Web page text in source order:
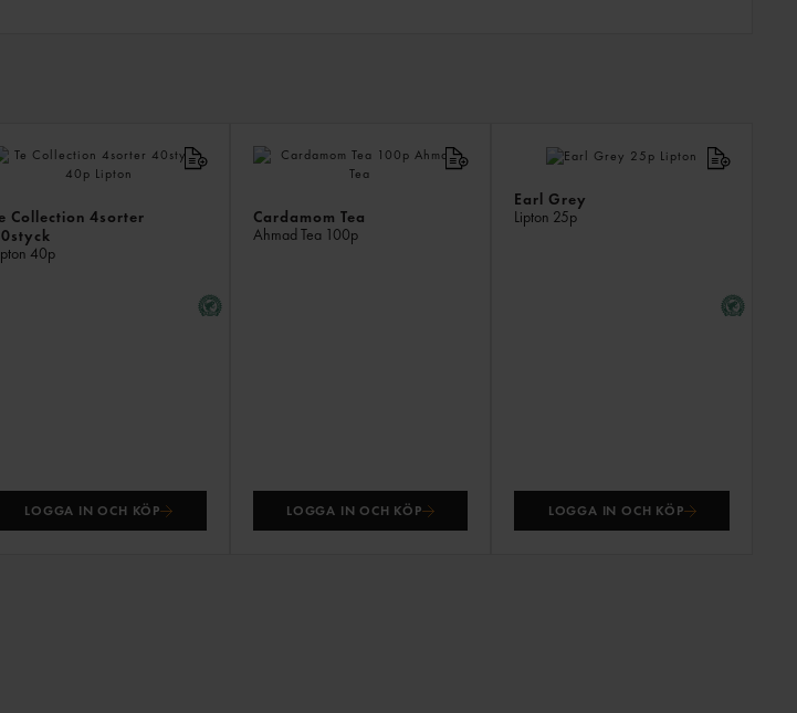
Collection 4sorter
40p
LOGGA IN OCH KÖP
Cardamom Tea
Ahmad Tea 100p
LOGGA IN OCH KÖP
Earl Grey
Lipton 25p
LOGGA IN OCH KÖP